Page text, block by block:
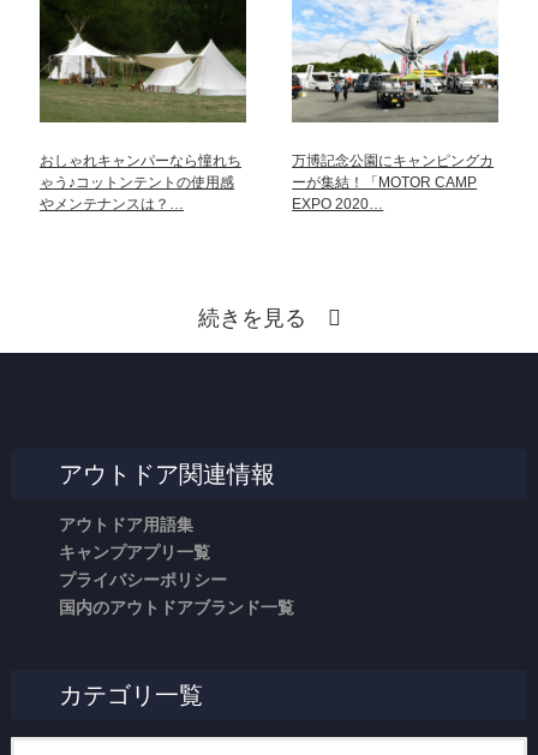
おしゃれキャンパーなら憧れち
ゃう♪コットンテントの使用感
やメンテナンスは？…
万博記念公園にキャンピングカ
ーが集結！「MOTOR CAMP
EXPO 2020…
続きを見る
アウトドア関連情報
アウトドア用語集
キャンプアプリ一覧
プライバシーポリシー
国内のアウトドアブランド一覧
カテゴリ一覧